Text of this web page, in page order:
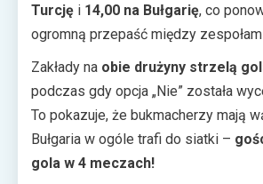
Turcję i 14,00 na Bułgarię, co
ogromną przepaść między
Zakłady na obie drużyny strzelą
podczas gdy opcja „Nie” została
To pokazuje, że bukmacherzy mają
Bułgaria w ogóle trafi do siatki –
gola w 4 meczach!